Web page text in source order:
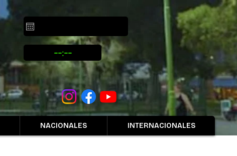
NACIONALES INTERNACIONALES